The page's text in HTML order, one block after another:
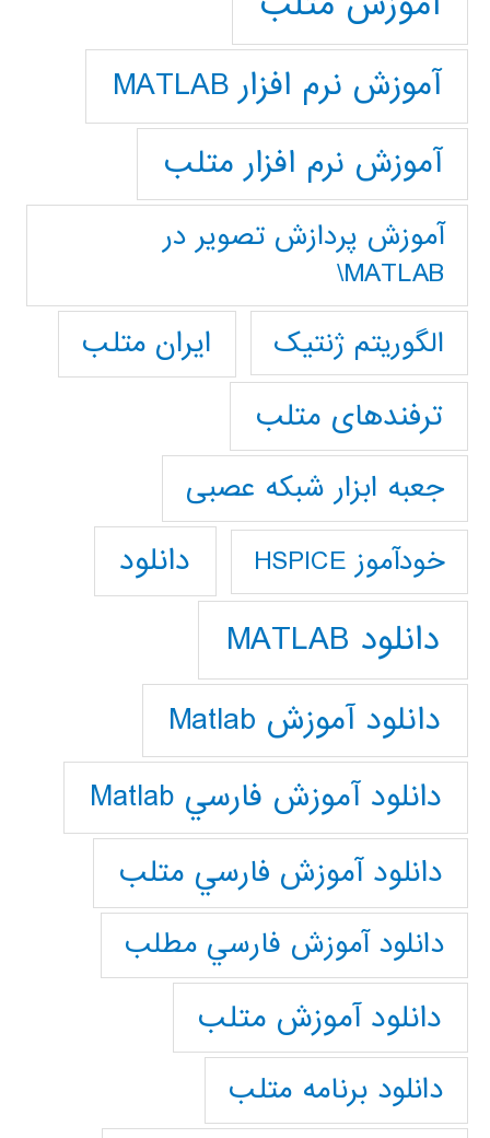
آموزش نرم افزار MATLAB
آموزش نرم افزار متلب
آموزش پردازش تصوير در
MATLAB\
الگوریتم ژنتیک
ایران متلب
ترفندهای متلب
جعبه ابزار شبکه عصبی
خودآموز HSPICE دانلود
دانلود MATLAB
دانلود آموزش Matlab
دانلود آموزش فارسي Matlab
دانلود آموزش فارسي متلب
دانلود آموزش فارسي مطلب
دانلود آموزش متلب
دانلود برنامه متلب